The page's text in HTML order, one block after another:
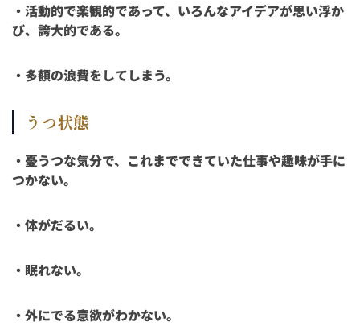
・活動的で楽観的であって、いろんなアイデアが思い浮か
び、誇大的である。
・多額の浪費をしてしまう。
うつ状態
・憂うつな気分で、これまでできていた仕事や趣味が手に
つかない。
・体がだるい。
・眠れない。
・外にでる意欲がわかない。